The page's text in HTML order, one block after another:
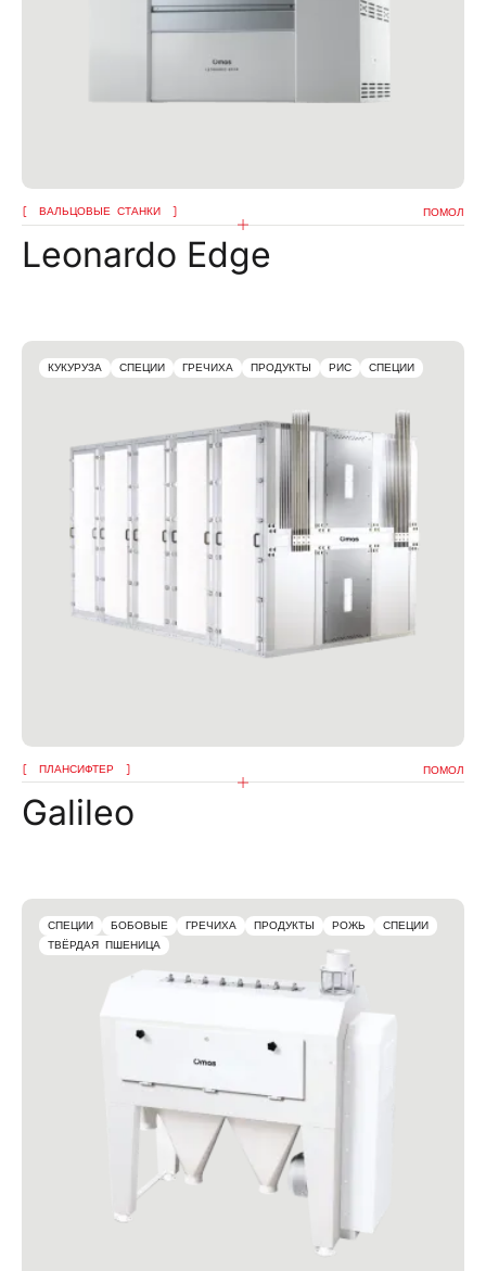
ВАЛЬЦОВЫЕ СТАНКИ ПОМОЛ
Leonardo Edge
КУКУРУЗА СПЕЦИИ ГРЕЧИХА ПРОДУКТЫ РИС СПЕЦИИ
ПЛАНСИФТЕР ПОМОЛ
Galileo
СПЕЦИИ БОБОВЫЕ ГРЕЧИХА ПРОДУКТЫ РОЖЬ
СПЕЦИИ
ТВЁРДАЯ ПШЕНИЦА